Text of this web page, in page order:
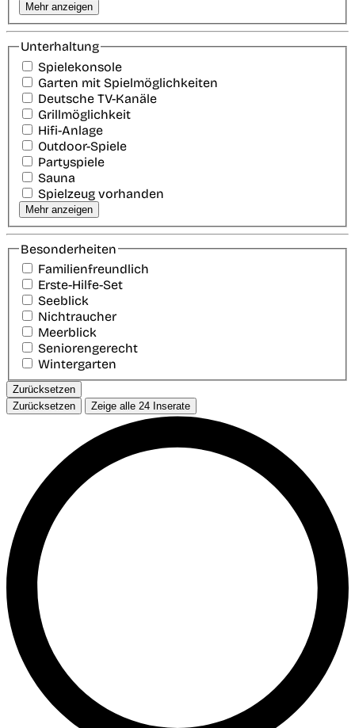
Mehr anzeigen
Unterhaltung
Spielekonsole
Garten mit Spielmöglichkeiten
Deutsche TV-Kanäle
Grillmöglichkeit
Hifi-Anlage
Outdoor-Spiele
Partyspiele
Sauna
Spielzeug vorhanden
Mehr anzeigen
Besonderheiten
Familienfreundlich
Erste-Hilfe-Set
Seeblick
Nichtraucher
Meerblick
Seniorengerecht
Wintergarten
Zurücksetzen
Zurücksetzen
Zeige alle 24 Inserate